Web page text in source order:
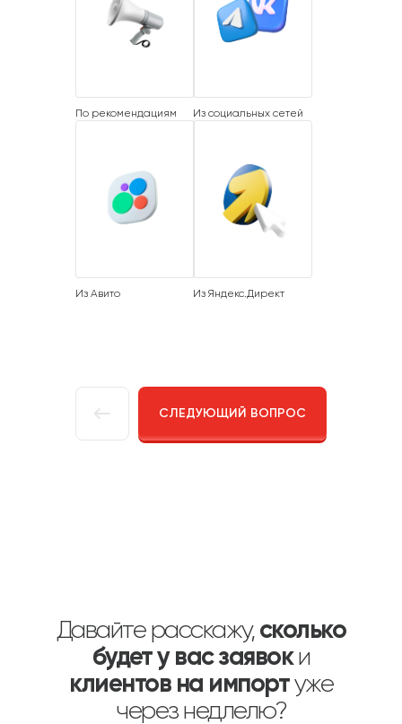
СЛЕДУЮЩИЙ ВОПРОС
По рекомендациям Из социальных сетей
Из Авито Из Яндекс.Директ
Давайте расскажу, сколько
будет у вас заявоки
клиентов на импортуже
через недлелю?